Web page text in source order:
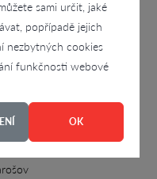
sami určit, jaké
popřípadě jejich
nezbytných cookies
funkčnosti webové
OK